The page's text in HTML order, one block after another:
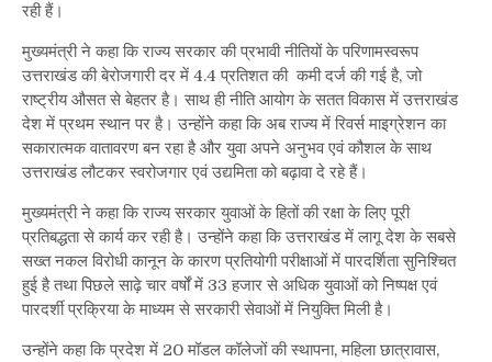
रही हैं।
मुख्यमंत्री ने कहा कि राज्य सरकार की प्रभावी नीतियों के परिणामस्वरूप
उत्तराखंड की बेरोजगारी दर में 4.4 प्रतिशत की कमी दर्ज की गई है, जो
राष्ट्रीय औसत से बेहतर है। साथ ही नीति आयोग के सतत विकास में उत्तराखंड
देश में प्रथम स्थान पर है। उन्होंने कहा कि अब राज्य में रिवर्स माइग्रेशन का
सकारात्मक वातावरण बन रहा है और युवा अपने अनुभव एवं कौशल के साथ
उत्तराखंड लौटकर स्वरोजगार एवं उद्यमिता को बढ़ावा दे रहे हैं।
मुख्यमंत्री ने कहा कि राज्य सरकार युवाओं के हितों की रक्षा के लिए पूरी
प्रतिबद्धता से कार्य कर रही है। उन्होंने कहा कि उत्तराखंड में लागू देश के सबसे
सख्त नकल विरोधी कानून के कारण प्रतियोगी परीक्षाओं में पारदर्शिता सुनिश्चित
हुई है तथा पिछले साढ़े चार वर्षों में 33 हजार से अधिक युवाओं को निष्पक्ष एवं
पारदर्शी प्रक्रिया के माध्यम से सरकारी सेवाओं में नियुक्ति मिली है।
उन्होंने कहा कि प्रदेश में 20 मॉडल कॉलेजों की स्थापना, महिला छात्रावास,